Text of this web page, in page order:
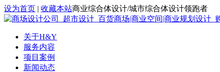
设为首页 | 收藏本站商业综合体设计/城市综合体设计领跑者
关于H&Y
服务内容
项目案例
新闻动态